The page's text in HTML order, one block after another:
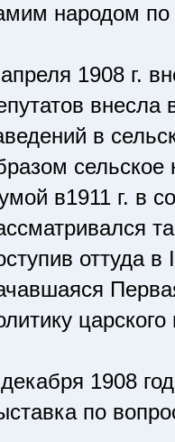
народом по
1908 г.
внесла
в
сельское
в1911 г. в
оттуда
1908
по